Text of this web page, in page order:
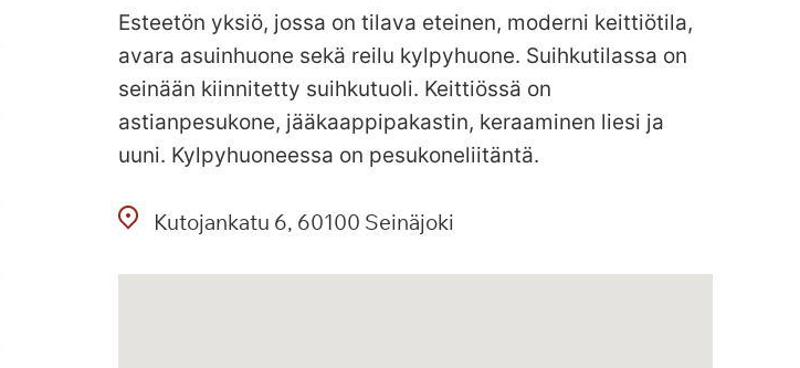
Esteetön yksiö, jossa on tilava eteinen, moderni keittiötila,
avara asuinhuone sekä reilu kylpyhuone. Suihkutilassa on
seinään kiinnitetty suihkutuoli. Keittiössä on
astianpesukone, jääkaappipakastin, keraaminen liesi ja
uuni. Kylpyhuoneessa on pesukoneliitäntä.
Kutojankatu 6 60100 Seinäjoki